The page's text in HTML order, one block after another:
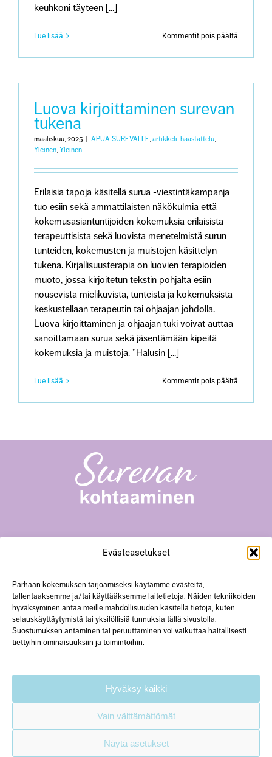
Evästeasetukset
Parhaan kokemuksen tarjoamiseksi käytämme evästeitä,
tallentaaksemme ja/tai käyttääksemme laitetietoja. Näiden tekniikoiden
hyväksyminen antaa meille mahdollisuuden käsitellä tietoja, kuten
selauskäyttäytymistä tai yksilöllisiä tunnuksia tällä sivustolla.
Suostumuksen antaminen tai peruuttaminen voi vaikuttaa haitallisesti
tiettyihin ominaisuuksiin ja toimintoihin.
Hyväksy kaikki
Vain välttämättömät
Näytä asetukset
keuhkoni täyteen [...]
Lue lisää Kommentit pois päältä
ei
Luova kirjoittaminen surevan
tukena
maaliskuu, 2025 APUA SUREVALLE, artikkeli, haastattelu,
Yleinen, Yleinen
Erilaisia tapoja käsitellä surua -viestintäkampanja
tuo esiin sekä ammattilaisten näkökulmia että
kokemusasiantuntijoiden kokemuksia erilaisista
terapeuttisista sekä luovista menetelmistä surun
tunteiden, kokemusten ja muistojen käsittelyn
tukena. Kirjallisuusterapia on luovien terapioiden
muoto, jossa kirjoitetun tekstin pohjalta esiin
nousevista mielikuvista, tunteista ja kokemuksista
keskustellaan terapeutin tai ohjaajan johdolla.
Luova kirjoittaminen ja ohjaajan tuki voivat auttaa
sanoittamaan surua sekä jäsentämään kipeitä
kokemuksia ja muistoja. ”Halusin [...]
Lue lisää Kommentit pois päältä
Yliopistonkatu 23 A18, 40100 Jyväskylä
hanke@surevankohtaaminen.fi
Tarkemmat yhteystiedot